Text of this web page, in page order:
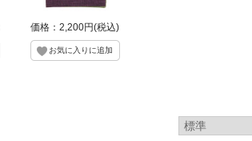
価格：2,200円(税込)